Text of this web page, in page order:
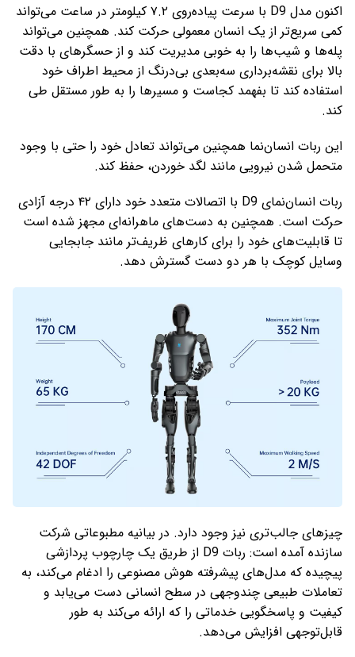
اکنون مدل D9 با سرعت پیاده‌روی ۷.۲ کیلومتر در ساعت می‌تواند
کمی سریع‌تر از یک انسان معمولی حرکت کند. همچنین می‌تواند
پله‌ها و شیب‌ها را به خوبی مدیریت کند و از حسگرهای با دقت
بالا برای نقشه‌برداری سه‌بعدی بی‌درنگ از محیط اطراف خود
استفاده کند تا بفهمد کجاست و مسیرها را به ‌طور مستقل طی
کند.
این ربات انسان‌نما همچنین می‌تواند تعادل خود را حتی با وجود
متحمل شدن نیرویی مانند لگد خوردن، حفظ کند.
ربات انسان‌نمای D9 با اتصالات متعدد خود دارای ۴۲ درجه آزادی
حرکت است. همچنین به دست‌های ماهرانه‌ای مجهز شده است
تا قابلیت‌های خود را برای کارهای ظریف‌تر مانند جابجایی
وسایل کوچک با هر دو دست گسترش دهد.
چیزهای جالب‌تری نیز وجود دارد. در بیانیه مطبوعاتی شرکت
سازنده آمده است: ربات D9 از طریق یک چارچوب پردازشی
پیچیده که مدل‌های پیشرفته هوش مصنوعی را ادغام می‌کند، به
تعاملات طبیعی چندوجهی در سطح انسانی دست می‌یابد و
کیفیت و پاسخگویی خدماتی را که ارائه می‌کند به طور
قابل‌توجهی افزایش می‌دهد.